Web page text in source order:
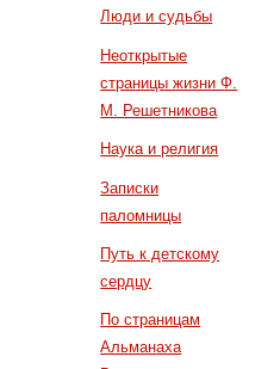
Люди и судьбы
Неоткрытые
страницы жизни Ф.
М. Решетникова
Наука и религия
Записки
паломницы
Путь к детскому
сердцу
По страницам
Альманаха